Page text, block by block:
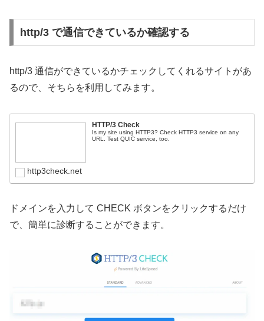
http/3 で通信できているか確認する
http/3 通信ができているかチェックしてくれるサイトがあ
るので、そちらを利用してみます。
HTTP/3 Check
Is my site using HTTP3? Check HTTP3 service on any
URL. Test QUIC service, too.
http3check.net
ドメインを入力して CHECK ボタンをクリックするだけ
で、簡単に診断することができます。